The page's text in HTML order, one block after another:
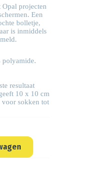
Opal projecten
Een
bolletje,
is inmiddels
polyamide.
resultaat
10 x 10 cm
voor sokken tot